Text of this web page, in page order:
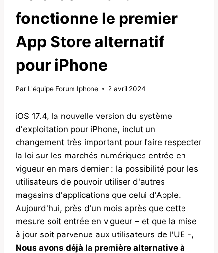
fonctionne le premier
App Store alternatif
pour iPhone
Par L'équipe Forum Iphone 2 avril 2024
iOS 17.4, la nouvelle version du système
d'exploitation pour iPhone, inclut un
changement très important pour faire respecter
la loi sur les marchés numériques entrée en
vigueur en mars dernier : la possibilité pour les
utilisateurs de pouvoir utiliser d'autres
magasins d'applications que celui d'Apple.
Aujourd'hui, près d'un mois après que cette
mesure soit entrée en vigueur – et que la mise
à jour soit parvenue aux utilisateurs de l'UE -,
Nous avons déjà la première alternative à